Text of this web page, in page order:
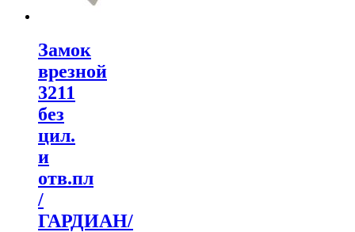
Замок
врезной
3211
без
цил.
и
отв.пл
/
ГАРДИАН/